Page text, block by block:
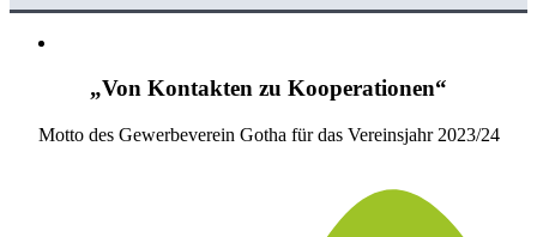
„Von Kontakten zu Kooperationen“
Motto des Gewerbeverein Gotha für das Vereinsjahr 2023/24